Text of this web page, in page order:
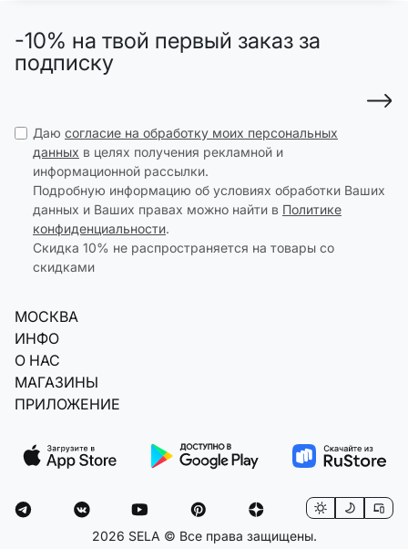
-10% на твой первый заказ за
подписку
Даю согласие на обработку моих персональных
данных в целях получения рекламной и
информационной рассылки.
Подробную информацию об условиях обработки Ваших
данных и Ваших правах можно найти в Политике
конфиденциальности.
Скидка 10% не распространяется на товары со
скидками
МОСКВА
ИНФО
О НАС
МАГАЗИНЫ
ПРИЛОЖЕНИЕ
2026 SELA © Все права защищены.